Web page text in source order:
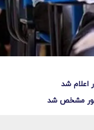
اعلام شد
مشخص شد